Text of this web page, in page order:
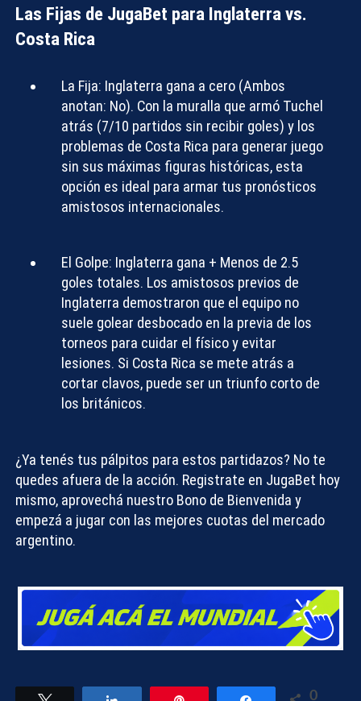
Las Fijas de JugaBet para Inglaterra vs.
Costa Rica
La Fija: Inglaterra gana a cero (Ambos
anotan: No). Con la muralla que armó Tuchel
atrás (7/10 partidos sin recibir goles) y los
problemas de Costa Rica para generar juego
sin sus máximas figuras históricas, esta
opción es ideal para armar tus pronósticos
amistosos internacionales.
El Golpe: Inglaterra gana + Menos de 2.5
goles totales. Los amistosos previos de
Inglaterra demostraron que el equipo no
suele golear desbocado en la previa de los
torneos para cuidar el físico y evitar
lesiones. Si Costa Rica se mete atrás a
cortar clavos, puede ser un triunfo corto de
los británicos.
¿Ya tenés tus pálpitos para estos partidazos? No te
quedes afuera de la acción. Registrate en JugaBet hoy
mismo, aprovechá nuestro Bono de Bienvenida y
empezá a jugar con las mejores cuotas del mercado
argentino.
0